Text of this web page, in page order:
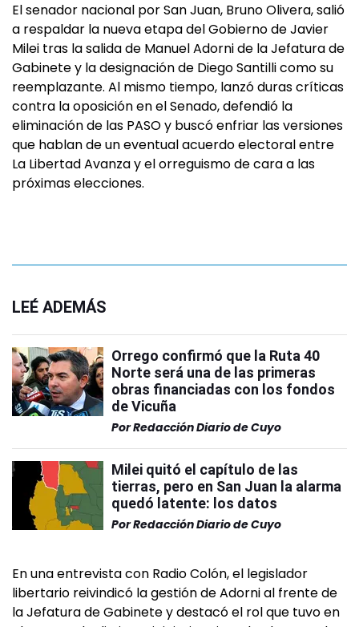
El senador nacional por San Juan, Bruno Olivera, salió
a respaldar la nueva etapa del Gobierno de Javier
Milei tras la salida de Manuel Adorni de la Jefatura de
Gabinete y la designación de Diego Santilli como su
reemplazante. Al mismo tiempo, lanzó duras críticas
contra la oposición en el Senado, defendió la
eliminación de las PASO y buscó enfriar las versiones
que hablan de un eventual acuerdo electoral entre
La Libertad Avanza y el orreguismo de cara a las
próximas elecciones.
LEÉ ADEMÁS
Orrego confirmó que la Ruta 40
Norte será una de las primeras
obras financiadas con los fondos
de Vicuña
PorRedacción Diario de Cuyo
Milei quitó el capítulo de las
tierras, pero en San Juan la alarma
quedó latente: los datos
PorRedacción Diario de Cuyo
En una entrevista con Radio Colón, el legislador
libertario reivindicó la gestión de Adorni al frente de
la Jefatura de Gabinete y destacó el rol que tuvo en